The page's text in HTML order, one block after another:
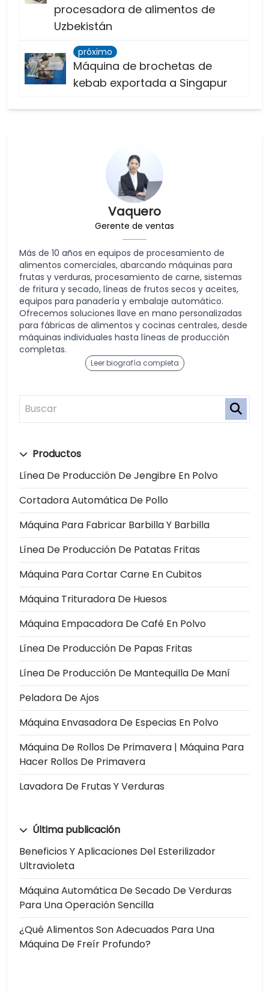
Vaquero
Gerente de ventas
Más de 10 años en equipos de procesamiento de
alimentos comerciales, abarcando máquinas para
frutas y verduras, procesamiento de carne, sistemas
de fritura y secado, líneas de frutos secos y aceites,
equipos para panadería y embalaje automático.
Ofrecemos soluciones llave en mano personalizadas
para fábricas de alimentos y cocinas centrales, desde
máquinas individuales hasta líneas de producción
completas.
Leer biografía completa
Productos
Línea De Producción De Jengibre En Polvo
Cortadora Automática De Pollo
Máquina Para Fabricar Barbilla Y Barbilla
Línea De Producción De Patatas Fritas
Máquina Para Cortar Carne En Cubitos
Máquina Trituradora De Huesos
Máquina Empacadora De Café En Polvo
Línea De Producción De Papas Fritas
Línea De Producción De Mantequilla De Maní
Peladora De Ajos
Máquina Envasadora De Especias En Polvo
Máquina De Rollos De Primavera | Máquina Para
Hacer Rollos De Primavera
Lavadora De Frutas Y Verduras
Última publicación
Beneficios Y Aplicaciones Del Esterilizador
Ultravioleta
Máquina Automática De Secado De Verduras
Para Una Operación Sencilla
¿Qué Alimentos Son Adecuados Para Una
Máquina De Freír Profundo?
procesadora de alimentos de
Uzbekistán
próximo
Máquina de brochetas de
kebab exportada a Singapur